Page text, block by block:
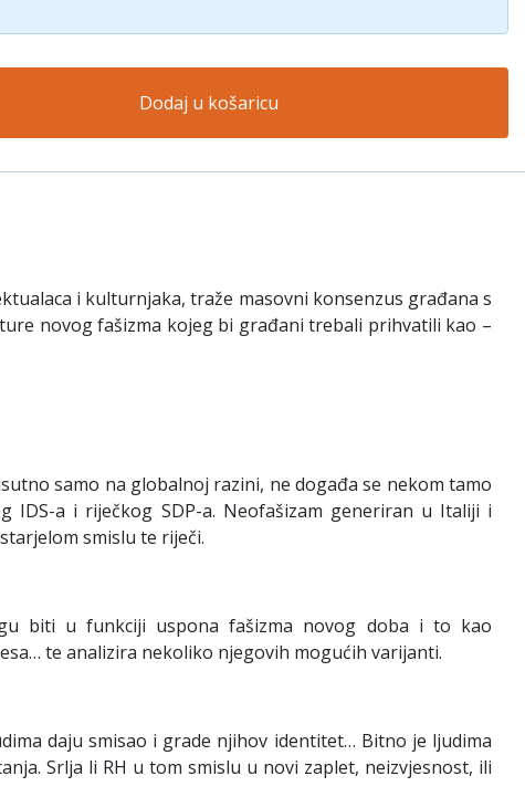
Dodaj u košaricu
i kulturnjaka, traže masovni konsenzus građana s
novog fašizma kojeg bi građani trebali prihvatili kao –
samo na globalnoj razini, ne događa se nekom tamo
a i riječkog SDP-a. Neofašizam generiran u Italiji i
smislu te riječi.
biti u funkciji uspona fašizma novog doba i to kao
te analizira nekoliko njegovih mogućih varijanti.
daju smisao i grade njihov identitet… Bitno je ljudima
Srlja li RH u tom smislu u novi zaplet, neizvjesnost, ili